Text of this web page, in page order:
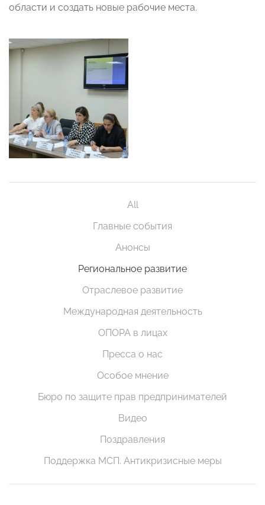
области и создать новые рабочие места.
All
Главные события
Анонсы
Региональное развитие
Отраслевое развитие
Международная деятельность
ОПОРА в лицах
Пресса о нас
Особое мнение
Бюро по защите прав предпринимателей
Видео
Поздравления
Поддержка МСП. Антикризисные меры